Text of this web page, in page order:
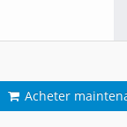
Acheter